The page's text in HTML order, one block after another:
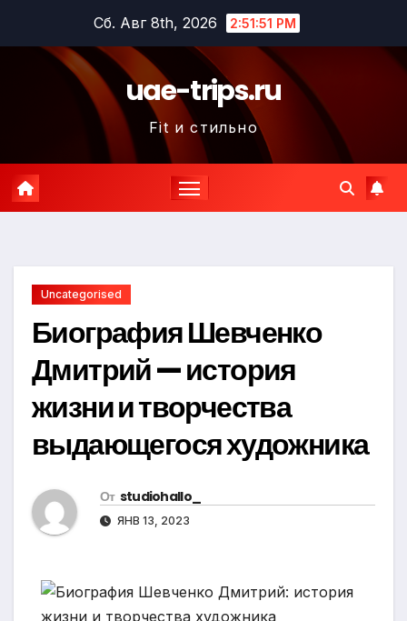
содержимому
Сб. Авг 8th, 2026 2:51:52 PM
uae-trips.ru
Fit и стильно
Uncategorised
Биография Шевченко
Дмитрий — история
жизни и творчества
выдающегося художника
От studiohallo_
ЯНВ 13, 2023